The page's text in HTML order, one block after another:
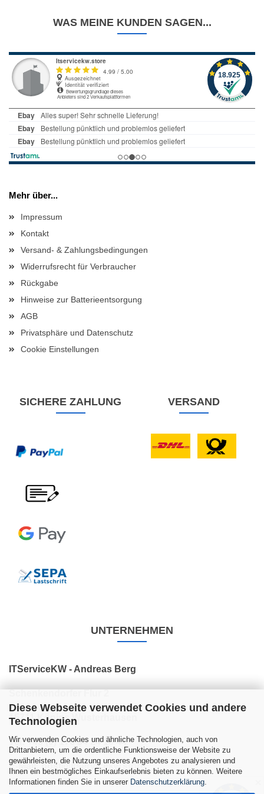
Diese Webseite verwendet Cookies und andere
Technologien
Wir verwenden Cookies und ähnliche Technologien, auch von
Drittanbietern, um die ordentliche Funktionsweise der Website zu
gewährleisten, die Nutzung unseres Angebotes zu analysieren und
Ihnen ein bestmögliches Einkaufserlebnis bieten zu können. Weitere
Informationen finden Sie in unserer Datenschutzerklärung
WAS MEINE KUNDEN SAGEN...
Mehr über...
Impressum
Kontakt
Versand- & Zahlungsbedingungen
Widerrufsrecht für Verbraucher
Rückgabe
Hinweise zur Batterieentsorgung
AGB
Privatsphäre und Datenschutz
Cookie Einstellungen
SICHERE ZAHLUNG VERSAND
UNTERNEHMEN
ITServiceKW - Andreas Berg
15711 Königs Wusterhausen
Tel: +49 (0) 176 34 24 10 44
E-Mail: post@itservicekw.store